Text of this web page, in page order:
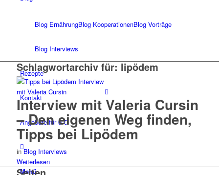
Blog ErnährungBlog KooperationenBlog Vorträge
Blog Interviews
Rezepte
Kontakt
Angebote für 0 €
Menü
Schlagwortarchiv für: lipödem
Interview mit Valeria Cursin
– Den eigenen Weg finden,
Tipps bei Lipödem
inBlog Interviews
Weiterlesen